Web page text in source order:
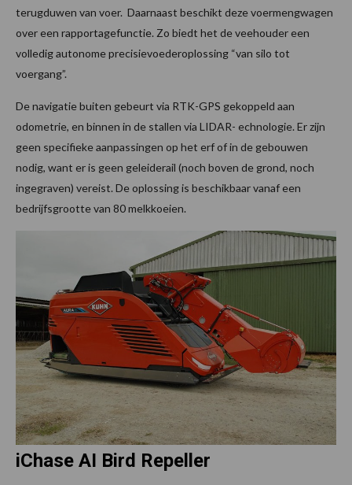
terugduwen van voer. Daarnaast beschikt deze voermengwagen
over een rapportagefunctie. Zo biedt het de veehouder een
volledig autonome precisievoederoplossing “van silo tot
voergang”.
De navigatie buiten gebeurt via RTK-GPS gekoppeld aan
odometrie, en binnen in de stallen via LIDAR- echnologie. Er zijn
geen specifieke aanpassingen op het erf of in de gebouwen
nodig, want er is geen geleiderail (noch boven de grond, noch
ingegraven) vereist. De oplossing is beschikbaar vanaf een
bedrijfsgrootte van 80 melkkoeien.
iChase AI Bird Repeller